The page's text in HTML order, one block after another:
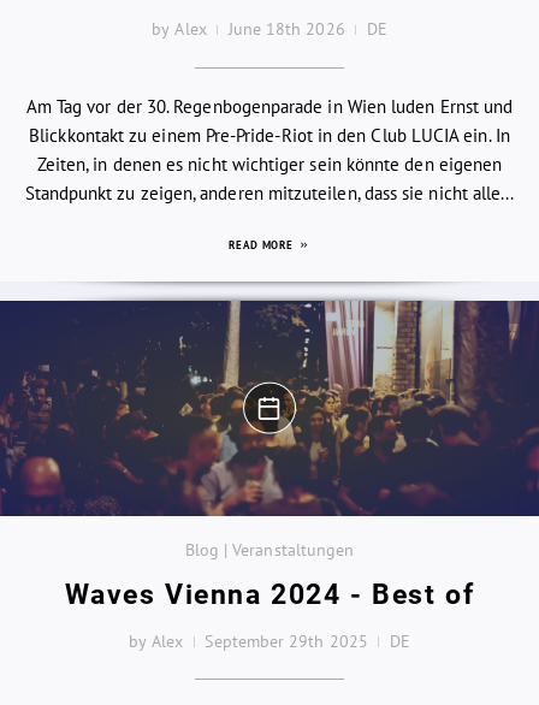
by Alex June 18th 2026 DE
Am Tag vor der 30. Regenbogenparade in Wien luden Ernst und
Blickkontakt zu einem Pre-Pride-Riot in den Club LUCIA ein. In
Zeiten, in denen es nicht wichtiger sein könnte den eigenen
Standpunkt zu zeigen, anderen mitzuteilen, dass sie nicht alle...
READ MORE
Blog | Veranstaltungen
Waves Vienna 2024 - Best of
by Alex September 29th 2025 DE